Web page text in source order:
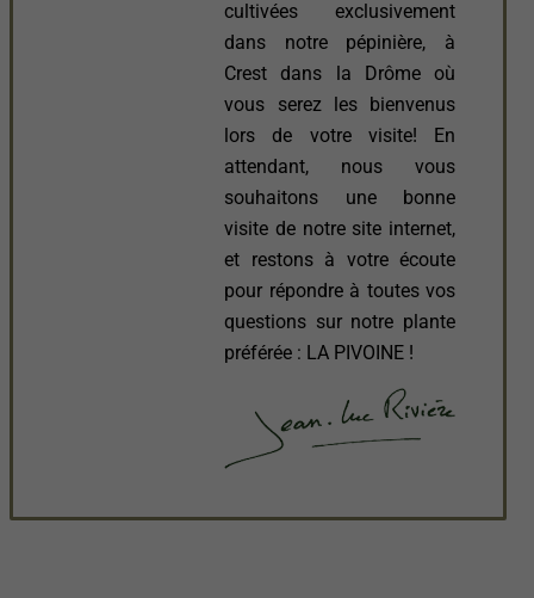
cultivées exclusivement
dans notre pépinière, à
Crest dans la Drôme où
vous serez les bienvenus
lors de votre visite! En
attendant, nous vous
souhaitons une bonne
visite de notre site internet,
et restons à votre écoute
pour répondre à toutes vos
questions sur notre plante
préférée : LA PIVOINE !